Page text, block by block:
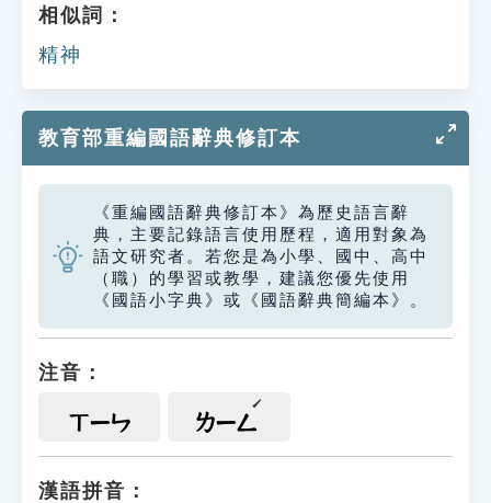
相似詞：
精神
教育部重編國語辭典修訂本
《重編國語辭典修訂本》為歷史語言辭
典，主要記錄語言使用歷程，適用對象為
語文研究者。若您是為小學、國中、高中
（職）的學習或教學，建議您優先使用
《國語小字典》或《國語辭典簡編本》。
注音：
ㄒㄧㄣ ㄌㄧㄥ
漢語拼音：